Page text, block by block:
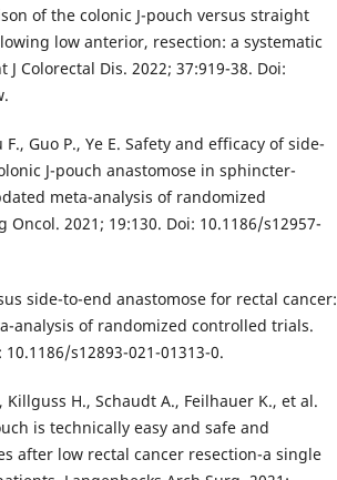
of the colonic J-pouch versus straight
low anterior, resection: a systematic
Colorectal Dis. 2022; 37:919-38. Doi:
Guo P., Ye E. Safety and efficacy of side-
J-pouch anastomose in sphincter-
meta-analysis of randomized
2021; 19:130. Doi: 10.1186/s12957-
side-to-end anastomose for rectal cancer:
analysis of randomized controlled trials.
s12893-021-01313-0.
Killguss H., Schaudt A., Feilhauer K., et al.
is technically easy and safe and
after low rectal cancer resection-a single